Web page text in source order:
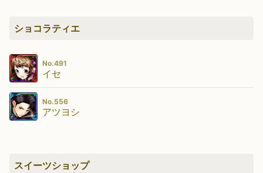
ショコラティエ
No.491
イセ
No.556
アツヨシ
スイーツショップ